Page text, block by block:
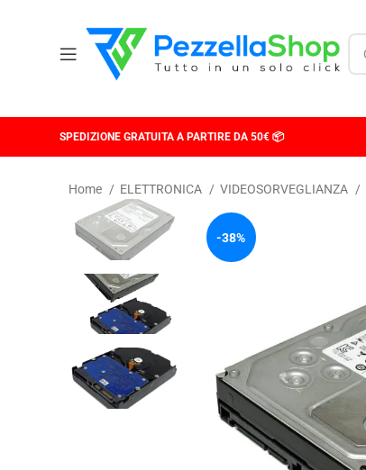
SPEDIZIONE GRATUITA A PARTIRE DA 50€ 📦
Home ELETTRONICA VIDEOSORVEGLIANZA
-38%